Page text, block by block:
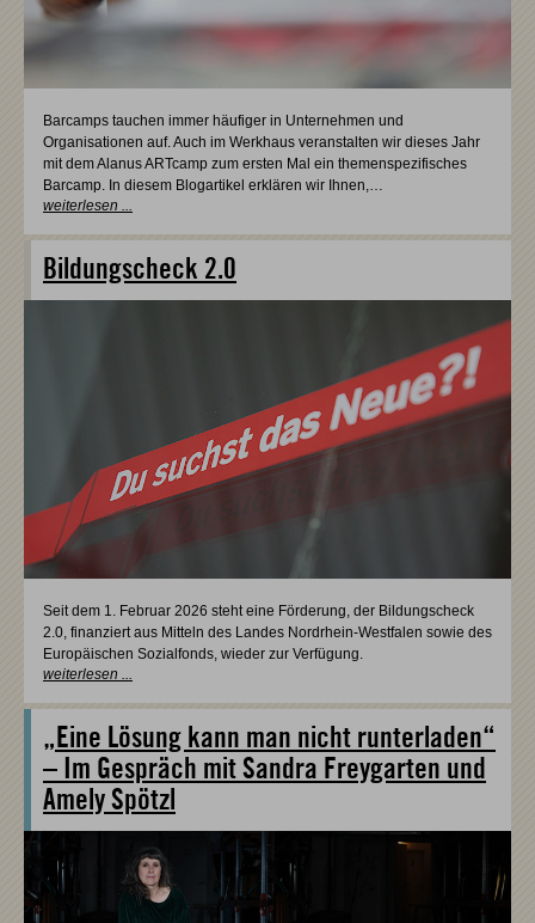
Barcamps tauchen immer häufiger in Unternehmen und
Organisationen auf. Auch im Werkhaus veranstalten wir dieses Jahr
mit dem Alanus ARTcamp zum ersten Mal ein themenspezifisches
Barcamp. In diesem Blogartikel erklären wir Ihnen,…
weiterlesen ...
Bildungscheck 2.0
Seit dem 1. Februar 2026 steht eine Förderung, der Bildungscheck
2.0, finanziert aus Mitteln des Landes Nordrhein-Westfalen sowie des
Europäischen Sozialfonds, wieder zur Verfügung.
weiterlesen ...
„Eine Lösung kann man nicht runterladen“
– Im Gespräch mit Sandra Freygarten und
Amely Spötzl